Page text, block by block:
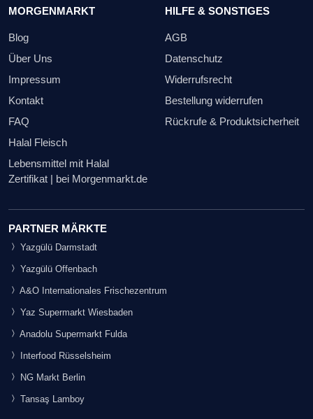
MORGENMARKT
Blog
Über Uns
Impressum
Kontakt
FAQ
Halal Fleisch
Lebensmittel mit Halal
Zertifikat | bei Morgenmarkt.de
HILFE & SONSTIGES
AGB
Datenschutz
Widerrufsrecht
Bestellung widerrufen
Rückrufe & Produktsicherheit
PARTNER MÄRKTE
Yazgülü Darmstadt
Yazgülü Offenbach
A&O Internationales Frischezentrum
Yaz Supermarkt Wiesbaden
Anadolu Supermarkt Fulda
Interfood Rüsselsheim
NG Markt Berlin
Tansaş Lamboy